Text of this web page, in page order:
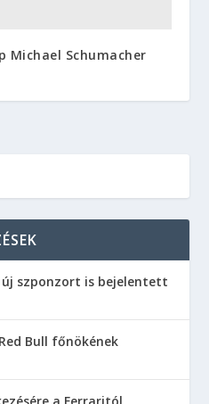
Schumacher
szponzort is bejelentett
Bull főnökének